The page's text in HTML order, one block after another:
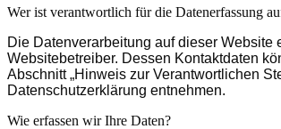
Wer ist verantwortlich für die Datenerfassung
Die Datenverarbeitung auf dieser Website
Websitebetreiber. Dessen Kontaktdaten
Abschnitt „Hinweis zur Verantwortlichen
Datenschutzerklärung entnehmen.
Wie erfassen wir Ihre Daten?